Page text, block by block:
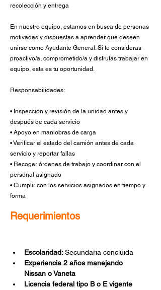
recolección y entrega
En nuestro equipo, estamos en busca de personas
motivadas y dispuestas a aprender que deseen
unirse como Ayudante General. Si te consideras
proactivo/a, comprometido/a y disfrutas trabajar en
equipo, esta es tu oportunidad.
Responsabilidades:
•⁠ ⁠Inspección y revisión de la unidad antes y
después de cada servicio
•⁠ Apoyo en maniobras de carga
•⁠ Verificar el estado del camión antes de cada
servicio y reportar fallas
•⁠ ⁠Recoger órdenes de trabajo y coordinar con el
personal asignado
•⁠ Cumplir con los servicios asignados en tiempo y
forma
Requerimientos
Escolaridad: Secundaria concluida
Experiencia 2 años manejando
Nissan o Vaneta
Licencia federal tipo B o E vigente